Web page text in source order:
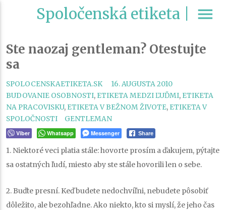
Spoločenská etiketa | menu
Ste naozaj gentleman? Otestujte
sa
SPOLOCENSKAETIKETA.SK 16. AUGUSTA 2010
BUDOVANIE OSOBNOSTI, ETIKETA MEDZI ĽUĎMI, ETIKETA
NA PRACOVISKU, ETIKETA V BEŽNOM ŽIVOTE, ETIKETA V
SPOLOČNOSTI
TAGS
GENTLEMAN
Viber Whatsapp Messenger Share
1. Niektoré veci platia stále: hovorte prosím a ďakujem, pýtajte
sa ostatných ľudí, miesto aby ste stále hovorili len o sebe.
2. Buďte presní. Keď budete nedochvíľni, nebudete pôsobiť
dôležito, ale bezohľadne. Ako niekto, kto si myslí, že jeho čas